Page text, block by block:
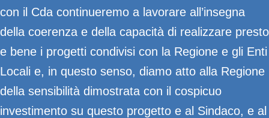
con il Cda continueremo a lavorare all’insegna
della coerenza e della capacità di realizzare presto
e bene i progetti condivisi con la Regione e gli Enti
Locali e, in questo senso, diamo atto alla Regione
della sensibilità dimostrata con il cospicuo
investimento su questo progetto e al Sindaco, e al